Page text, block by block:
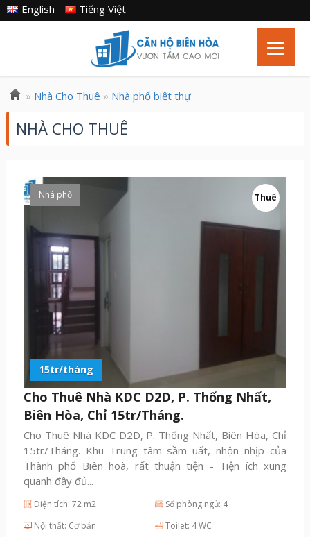
Tiếng Việt
English
» Nhà Cho Thuê » Nhà phố biệt thự
NHÀ CHO THUÊ
Nhà phố
15tr/tháng
Thuê
Cho Thuê Nhà KDC D2D, P. Thống Nhất,
Biên Hòa, Chỉ 15tr/Tháng.
Cho Thuê Nhà KDC D2D, P. Thống Nhất, Biên Hòa, Chỉ
15tr/Tháng. Khu Trung tâm sầm uất, nhộn nhịp của
Thành phố Biên hoà, rất thuận tiện - Tiện ích xung
quanh đầy đủ...
Diện tích: 72 m2
Số phòng ngủ: 4
Nội thất: Cơ bản
Toilet: 4 WC